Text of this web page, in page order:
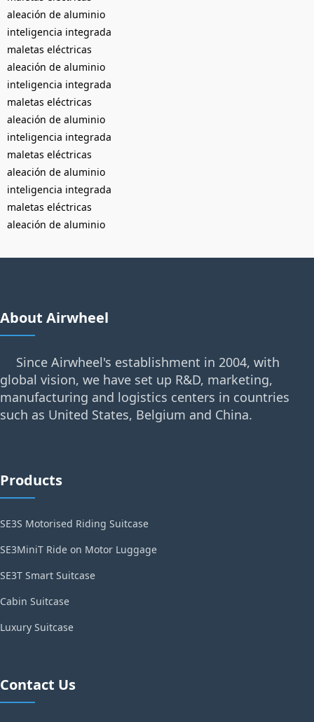
aleación de aluminio
inteligencia integrada
maletas eléctricas
aleación de aluminio
inteligencia integrada
maletas eléctricas
aleación de aluminio
inteligencia integrada
maletas eléctricas
aleación de aluminio
inteligencia integrada
maletas eléctricas
aleación de aluminio
About Airwheel
Since Airwheel's establishment in 2004, with
global vision, we have set up R&D, marketing,
manufacturing and logistics centers in countries
such as United States, Belgium and China.
Products
SE3S Motorised Riding Suitcase
SE3MiniT Ride on Motor Luggage
SE3T Smart Suitcase
Cabin Suitcase
Luxury Suitcase
Contact Us